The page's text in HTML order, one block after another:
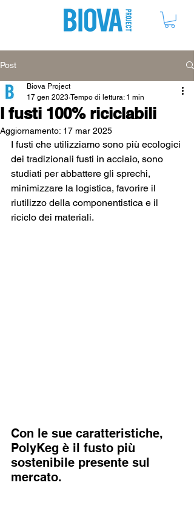
Post
I fusti 100% riciclabili
Biova Project
17 gen 2023 Tempo di lettura: 1 min
Aggiornamento: 17 mar 2025
I fusti che utilizziamo sono più ecologici
dei tradizionali fusti in acciaio, sono
studiati per abbattere gli sprechi,
minimizzare la logistica, favorire il
riutilizzo della componentistica e il
riciclo dei materiali.
Con le sue caratteristiche,
PolyKeg è il fusto più
sostenibile presente sul
mercato.